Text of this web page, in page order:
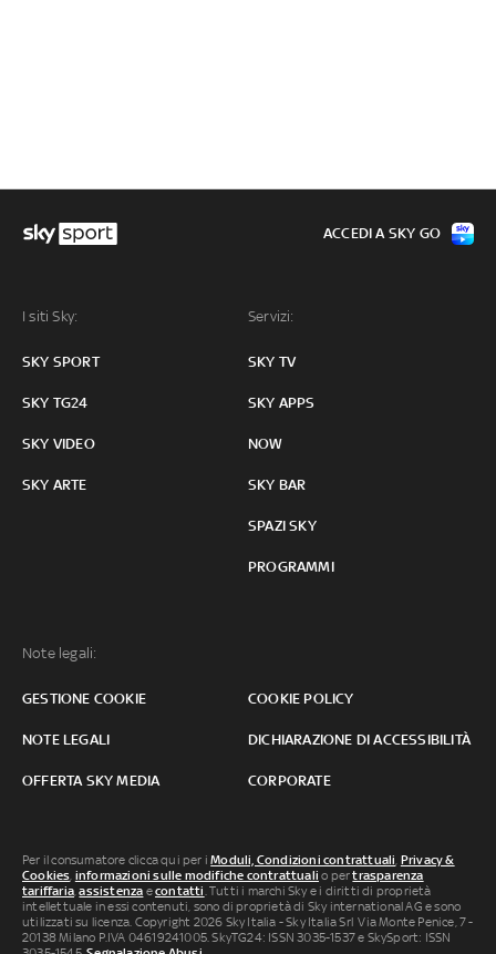
I siti Sky:
SKY SPORT
SKY TG24
SKY VIDEO
SKY ARTE
Servizi:
SKY TV
SKY APPS
NOW
SKY BAR
SPAZI SKY
PROGRAMMI
Note legali:
GESTIONE COOKIE COOKIE POLICY
NOTE LEGALI DICHIARAZIONE DI ACCESSIBILITÀ
OFFERTA SKY MEDIA CORPORATE
ACCEDI A SKY GO
Per il consumatore clicca qui per iModuli, Condizioni contrattuali Privacy &
Cookies informazioni sulle modifiche contrattuali o pertrasparenza
tariffaria ,assistenza econtatti . Tutti i marchi Sky e i diritti di proprietà
intellettuale in essi contenuti, sono di proprietà di Sky international AG e sono
utilizzati su licenza. Copyright 2026 Sky Italia - Sky Italia Srl Via Monte Penice, 7 -
20138 Milano P.IVA 04619241005. SkyTG24: ISSN 3035-1537 e SkySport: ISSN